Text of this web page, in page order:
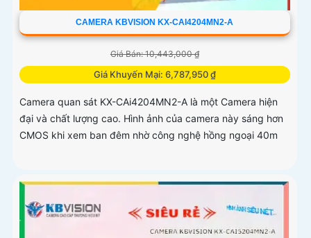
CAMERA KBVISION KX-CAI4204MN2-A
Giá Bán: 10,443,000 ₫
Giá Khuyến Mại: 6,787,950 ₫
Camera quan sát KX-CAi4204MN2-A là một Camera hiện
đại và chất lượng cao. Hình ảnh của camera này sáng hơn
CMOS khi xem ban đêm nhờ công nghệ hồng ngoại 40m